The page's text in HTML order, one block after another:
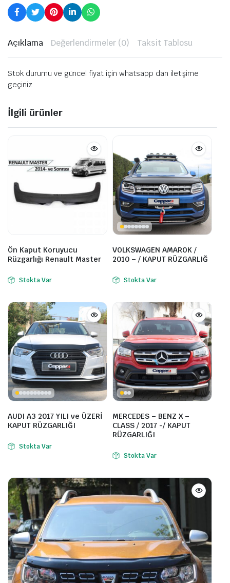
Açıklama Değerlendirmeler (0) Taksit Tablosu
Stok durumu ve güncel fiyat için whatsapp dan iletişime
geçiniz
İlgili ürünler
Ön Kaput Koruyucu
Rüzgarlığı Renault Master
Stokta Var
VOLKSWAGEN AMAROK /
2010 – / KAPUT RÜZGARLIĞ
Stokta Var
AUDI A3 2017 YILI ve ÜZERİ
KAPUT RÜZGARLIĞI
Stokta Var
MERCEDES – BENZ X –
CLASS / 2017 -/ KAPUT
RÜZGARLIĞI
Stokta Var